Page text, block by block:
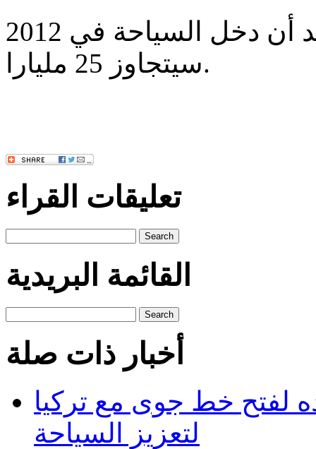
وتوقع كوناي أن يعلن المعهد أن دخل السياحة في 2012
سيتجاوز 25 مليارا.
تعليقات القراء
Search
القائمة البريدية
Search
أخبار ذات صلة
لفتح خط جوى مع تركيا
لتعزيز السياحة